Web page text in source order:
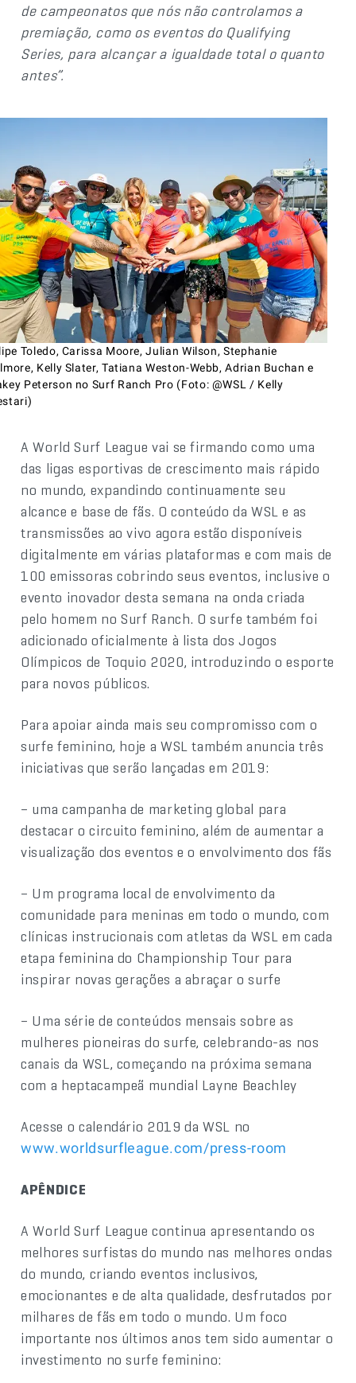
de campeonatos que nós não controlamos a
premiação, como os eventos do Qualifying
Series, para alcançar a igualdade total o quanto
antes”.
Toledo, Carissa Moore, Julian Wilson, Stephanie
Kelly Slater, Tatiana Weston-Webb, Adrian Buchan e
Peterson no Surf Ranch Pro (Foto: @WSL / Kelly
A World Surf League vai se firmando como uma
das ligas esportivas de crescimento mais rápido
no mundo, expandindo continuamente seu
alcance e base de fãs. O conteúdo da WSL e as
transmissões ao vivo agora estão disponíveis
digitalmente em várias plataformas e com mais de
100 emissoras cobrindo seus eventos, inclusive o
evento inovador desta semana na onda criada
pelo homem no Surf Ranch. O surfe também foi
adicionado oficialmente à lista dos Jogos
Olímpicos de Toquio 2020, introduzindo o esporte
para novos públicos.
Para apoiar ainda mais seu compromisso com o
surfe feminino, hoje a WSL também anuncia três
iniciativas que serão lançadas em 2019:
– uma campanha de marketing global para
destacar o circuito feminino, além de aumentar a
visualização dos eventos e o envolvimento dos fãs
– Um programa local de envolvimento da
comunidade para meninas em todo o mundo, com
clínicas instrucionais com atletas da WSL em cada
etapa feminina do Championship Tour para
inspirar novas gerações a abraçar o surfe
– Uma série de conteúdos mensais sobre as
mulheres pioneiras do surfe, celebrando-as nos
canais da WSL, começando na próxima semana
com a heptacampeã mundial Layne Beachley
Acesse o calendário 2019 da WSL no
www.worldsurfleague.com/press-room
APÊNDICE
A World Surf League continua apresentando os
melhores surfistas do mundo nas melhores ondas
do mundo, criando eventos inclusivos,
emocionantes e de alta qualidade, desfrutados por
milhares de fãs em todo o mundo. Um foco
importante nos últimos anos tem sido aumentar o
investimento no surfe feminino: